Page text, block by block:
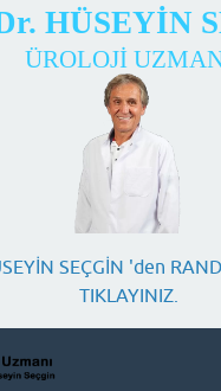
HÜSEYİN
ÜROLOJİ
SEÇGİN 'den
TIKLAYINIZ.